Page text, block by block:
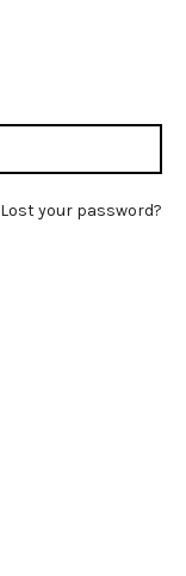
Lost your password?